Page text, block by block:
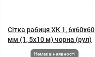
Сітка рабиця ХК 1, 6x60x60
мм (1, 5x10 м) чорна (рул)
Немає в наявності